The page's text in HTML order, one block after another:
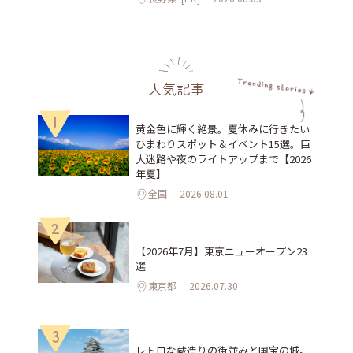
人気記事
1
黄金色に輝く絶景。夏休みに行きたい
ひまわりスポット＆イベント15選。巨
大迷路や夜のライトアップまで【2026
年夏】
全国 2026.08.01
2
【2026年7月】東京ニューオープン23
選
東京都 2026.07.30
3